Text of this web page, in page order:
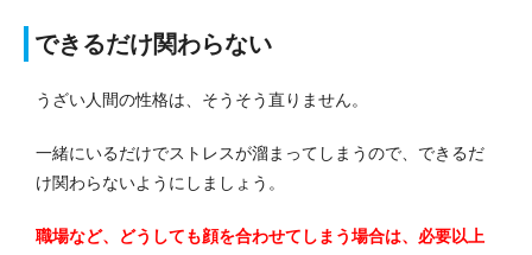
できるだけ関わらない
うざい人間の性格は、そうそう直りません。
一緒にいるだけでストレスが溜まってしまうので、できるだ
け関わらないようにしましょう。
職場など、どうしても顔を合わせてしまう場合は、必要以上